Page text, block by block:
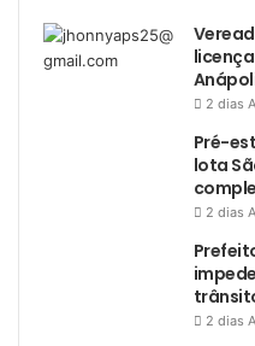
2 dias
Pré-
lota
2 dias
2 dias